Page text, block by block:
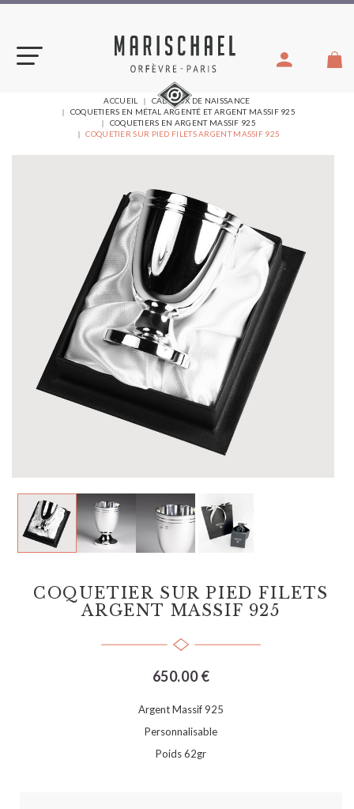
Aller
VOUS
ÊTES
ICI :
ACCUEIL
CADEAUX DE NAISSANCE
COQUETIERS EN MÉTAL ARGENTÉ ET ARGENT MASSIF 925
COQUETIERS EN ARGENT MASSIF 925
COQUETIER SUR PIED FILETS ARGENT MASSIF 925
COQUETIER SUR PIED FILETS
ARGENT MASSIF 925
650.00 €
Argent Massif 925
Personnalisable
Poids 62gr